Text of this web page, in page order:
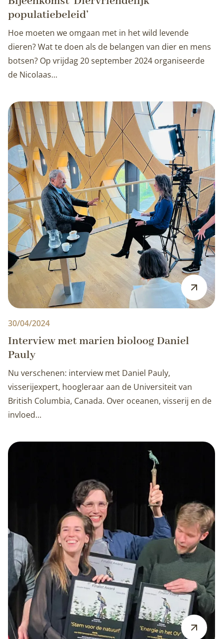
populatiebeleid’
Hoe moeten we omgaan met in het wild levende
dieren? Wat te doen als de belangen van dier en mens
botsen? Op vrijdag 20 september 2024 organiseerde
de Nicolaas…
30/04/2024
Interview met marien bioloog Daniel
Pauly
Nu verschenen: interview met Daniel Pauly,
visserijexpert, hoogleraar aan de Universiteit van
British Columbia, Canada. Over oceanen, visserij en de
invloed…